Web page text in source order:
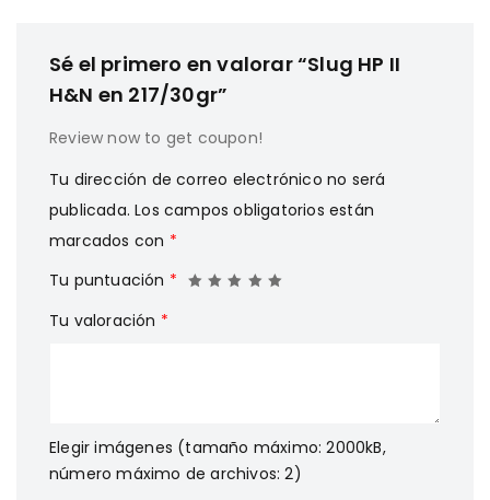
Sé el primero en valorar “Slug HP II
H&N en 217/30gr”
Review now to get coupon!
Tu dirección de correo electrónico no será
publicada. Los campos obligatorios están
marcados con *
Tu puntuación *
Tu valoración *
Elegir imágenes (tamaño máximo: 2000kB,
número máximo de archivos: 2)